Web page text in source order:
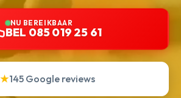
NU BEREIKBAAR
BEL 085 019 25 61
145 Google reviews